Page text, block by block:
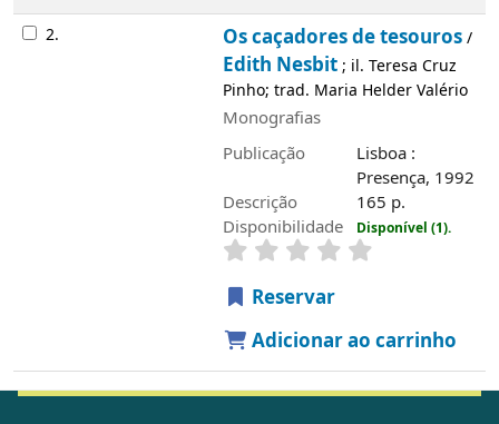
2. Os caçadores de tesouros/
Edith Nesbit; il. Teresa Cruz
Pinho; trad. Maria Helder Valério
Monografias
Publicação
Lisboa :
Presença, 1992
Descrição
165 p.
Disponibilidade
Disponível (1).
Reservar
Adicionar ao carrinho